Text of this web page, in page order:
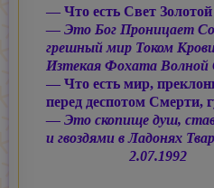
— Что есть Свет
— Это Бог Проницает
грешный мир Током
Изтекая Фохата Волной
— Что есть мир,
перед деспотом Смерти,
— Это скопище душ,
и гвоздями в Ладонях
2.07.1992